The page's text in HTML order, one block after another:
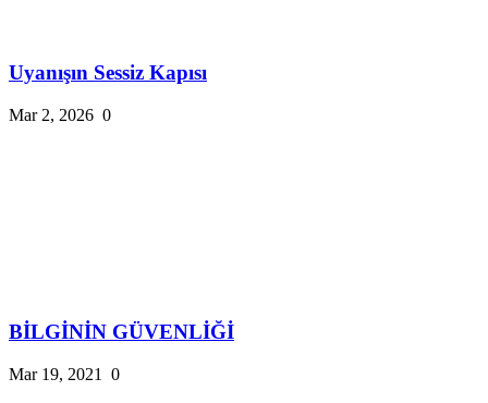
Uyanışın Sessiz Kapısı
Mar 2, 2026 0
BİLGİNİN GÜVENLİĞİ
Mar 19, 2021 0